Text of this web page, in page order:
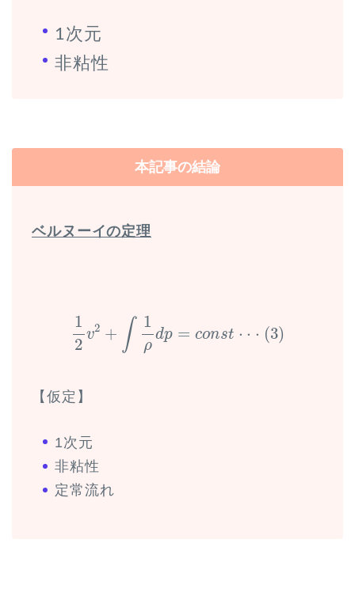
1次元
非粘性
本記事の結論
ベルヌーイの定理
1
2 v2 + ∫ 1
ρ
dp = const ⋅ ⋅ ⋅ (3)
+∫ 1
【仮定】
1次元
非粘性
定常流れ